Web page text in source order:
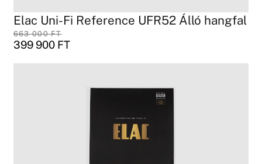
Elac Uni-Fi Reference UFR52 Álló hangfal
663 000FT
399 900 FT